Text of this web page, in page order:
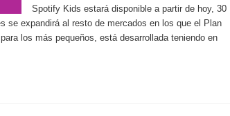
Spotify Kids estará disponible a partir de hoy, 30
se expandirá al resto de mercados en los que el Plan
los más pequeños, está desarrollada teniendo en